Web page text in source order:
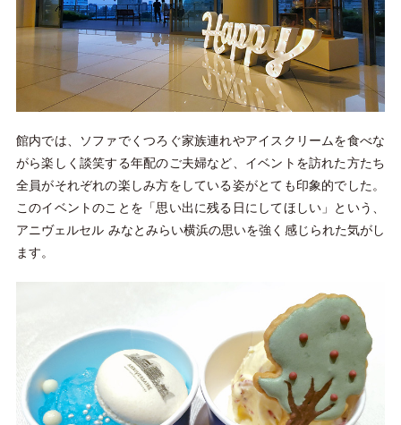
館内では、ソファでくつろぐ家族連れやアイスクリームを食べな
がら楽しく談笑する年配のご夫婦など、イベントを訪れた方たち
全員がそれぞれの楽しみ方をしている姿がとても印象的でした。
このイベントのことを「思い出に残る日にしてほしい」という、
アニヴェルセル みなとみらい横浜の思いを強く感じられた気がし
ます。